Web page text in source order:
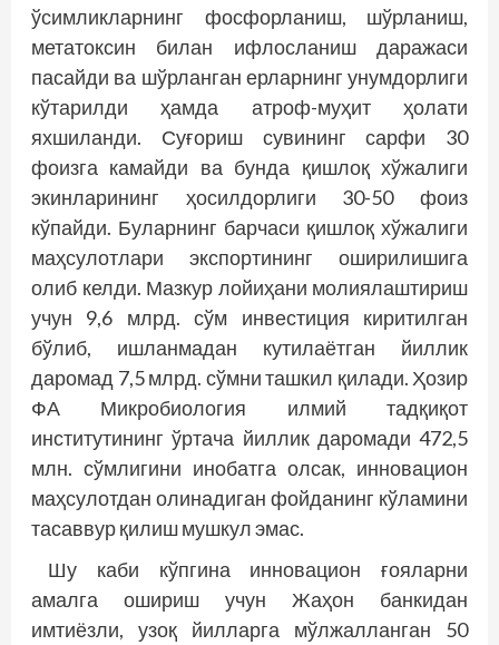
ўсимликларнинг фосфорланиш, шўрланиш,
метатоксин билан ифлосланиш даражаси
пасайди ва шўрланган ерларнинг унумдорлиги
кўтарилди ҳамда атроф-муҳит ҳолати
яхшиланди. Суғориш сувининг сарфи 30
фоизга камайди ва бунда қишлоқ хўжалиги
экинларининг ҳосилдорлиги 30-50 фоиз
кўпайди. Буларнинг барчаси қишлоқ хўжалиги
маҳсулотлари экс­портининг оширилишига
олиб келди. Мазкур лойиҳани молиялаштириш
учун 9,6 млрд. сўм инвестиция киритилган
бўлиб, ишланмадан кутилаётган йиллик
даромад 7,5 млрд. сўмни ташкил қилади. Ҳозир
ФА Микробиология илмий тадқиқот
институтининг ўртача йиллик даромади 472,5
млн. сўмлигини инобатга олсак, инновацион
маҳсулотдан олинадиган фойданинг кўламини
тасаввур қилиш мушкул эмас.
Шу каби кўпгина инновацион ғояларни
амалга ошириш учун Жаҳон банкидан
имтиёзли, узоқ йилларга мўлжалланган 50